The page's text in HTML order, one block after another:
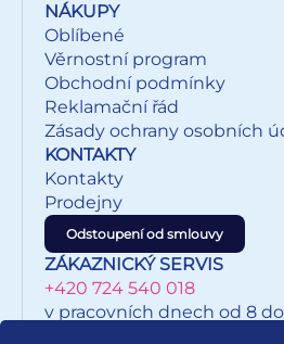
NÁKUPY
Oblíbené
Věrnostní program
Obchodní podmínky
Reklamační řád
Zásady ochrany osobních
KONTAKTY
Kontakty
Prodejny
Odstoupení od smlouvy
ZÁKAZNICKÝ SERVIS
+420 724 540 018
v pracovních dnech od 8